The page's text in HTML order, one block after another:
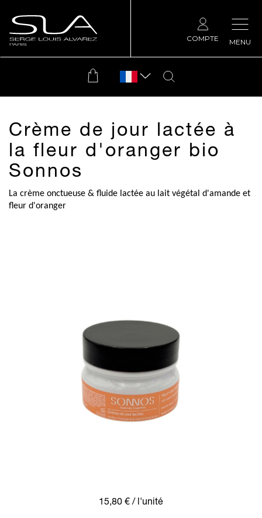
MENU
COMPTE
Crème de jour lactée à
la fleur d'oranger bio
Sonnos
La crème onctueuse & fluide lactée au lait végétal d'amande et
fleur d'oranger
15,80 €/ l'unité